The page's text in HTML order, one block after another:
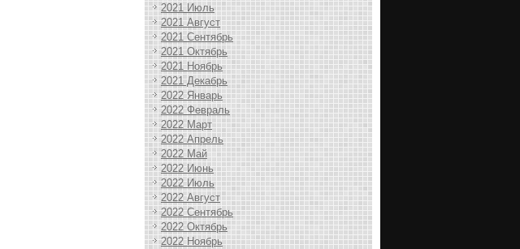
2021 Июль
2021 Август
2021 Сентябрь
2021 Октябрь
2021 Ноябрь
2021 Декабрь
2022 Январь
2022 Февраль
2022 Март
2022 Апрель
2022 Май
2022 Июнь
2022 Июль
2022 Август
2022 Сентябрь
2022 Октябрь
2022 Ноябрь